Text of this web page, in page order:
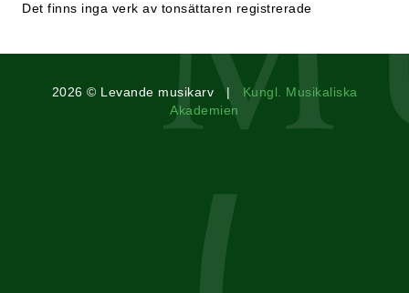
Det finns inga verk av tonsättaren registrerade
2026 © Levande musikarv | Kungl. Musikaliska
Akademien